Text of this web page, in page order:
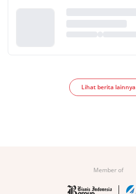
Lihat berita lainnya
Member of